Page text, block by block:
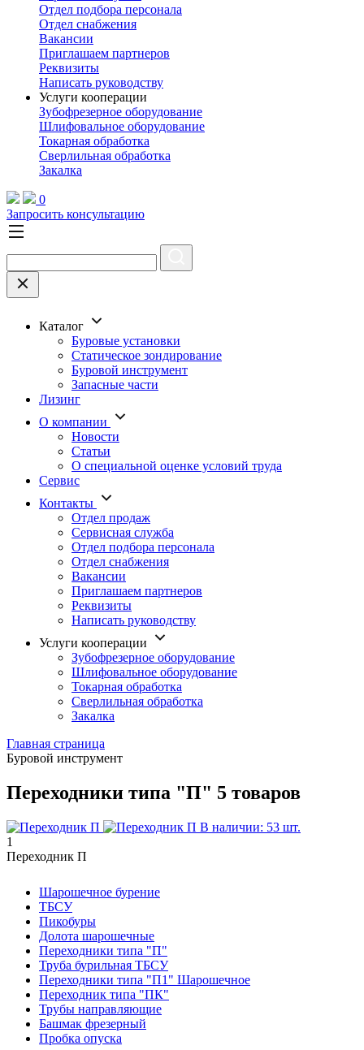
Отдел подбора персонала
Отдел снабжения
Вакансии
Приглашаем партнеров
Реквизиты
Написать руководству
Услуги кооперации
Зубофрезерное оборудование
Шлифовальное оборудование
Токарная обработка
Cверлильная обработка
Закалка
0
Запросить консультацию
Каталог
Буровые установки
Статическое зондирование
Буровой инструмент
Запасные части
Лизинг
О компании
Новости
Статьи
О специальной оценке условий труда
Сервис
Контакты
Отдел продаж
Сервисная служба
Отдел подбора персонала
Отдел снабжения
Вакансии
Приглашаем партнеров
Реквизиты
Написать руководству
Услуги кооперации
Зубофрезерное оборудование
Шлифовальное оборудование
Токарная обработка
Cверлильная обработка
Закалка
Главная страница
Буровой инструмент
Переходники типа "П" 5 товаров
В наличии: 53 шт.
1
Переходник П
Шарошечное бурение
ТБСУ
Пикобуры
Долота шарошечные
Переходники типа "П"
Труба бурильная ТБСУ
Переходники типа "П1" Шарошечное
Переходник типа "ПК"
Трубы направляющие
Башмак фрезерный
Пробка опуска